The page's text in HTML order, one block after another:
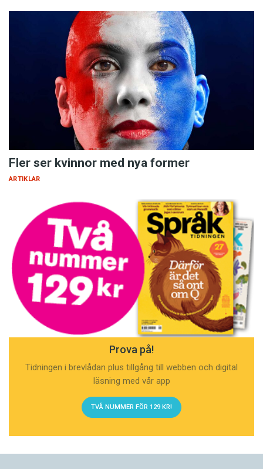
Fler ser kvinnor med nya former
ARTIKLAR
Prova på!
Tidningen i brevlådan plus tillgång till webben och digital
läsning med vår app
TVÅ NUMMER FÖR 129 KR!